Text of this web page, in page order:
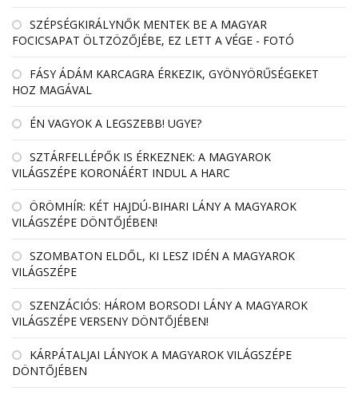
SZÉPSÉGKIRÁLYNŐK MENTEK BE A MAGYAR
FOCICSAPAT ÖLTZÖZŐJÉBE, EZ LETT A VÉGE - FOTÓ
FÁSY ÁDÁM KARCAGRA ÉRKEZIK, GYÖNYÖRŰSÉGEKET
HOZ MAGÁVAL
ÉN VAGYOK A LEGSZEBB! UGYE?
SZTÁRFELLÉPŐK IS ÉRKEZNEK: A MAGYAROK
VILÁGSZÉPE KORONÁÉRT INDUL A HARC
ÖRÖMHÍR: KÉT HAJDÚ-BIHARI LÁNY A MAGYAROK
VILÁGSZÉPE DÖNTŐJÉBEN!
SZOMBATON ELDŐL, KI LESZ IDÉN A MAGYAROK
VILÁGSZÉPE
SZENZÁCIÓS: HÁROM BORSODI LÁNY A MAGYAROK
VILÁGSZÉPE VERSENY DÖNTŐJÉBEN!
KÁRPÁTALJAI LÁNYOK A MAGYAROK VILÁGSZÉPE
DÖNTŐJÉBEN